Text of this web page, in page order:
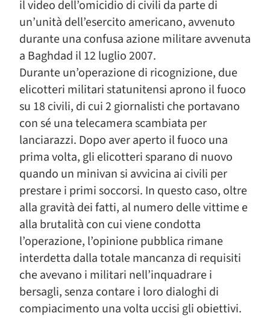
il video dell’omicidio di civili da parte di
un’unità dell’esercito americano, avvenuto
durante una confusa azione militare avvenuta
a Baghdad il 12 luglio 2007.
Durante un’operazione di ricognizione, due
elicotteri militari statunitensi aprono il fuoco
su 18 civili, di cui 2 giornalisti che portavano
con sé una telecamera scambiata per
lanciarazzi. Dopo aver aperto il fuoco una
prima volta, gli elicotteri sparano di nuovo
quando un minivan si avvicina ai civili per
prestare i primi soccorsi. In questo caso, oltre
alla gravità dei fatti, al numero delle vittime e
alla brutalità con cui viene condotta
l’operazione, l’opinione pubblica rimane
interdetta dalla totale mancanza di requisiti
che avevano i militari nell’inquadrare i
bersagli, senza contare i loro dialoghi di
compiacimento una volta uccisi gli obiettivi.